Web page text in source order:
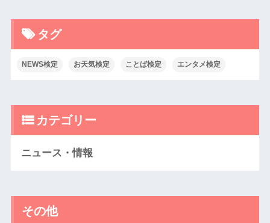
タグ
NEWS検定 お天気検定 ことば検定 エンタメ検定
カテゴリー
ニュース・情報
その他